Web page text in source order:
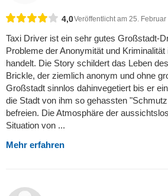
4,0Veröffentlicht am 25.
Taxi Driver ist ein sehr gutes Großstadt-
Probleme der Anonymität und
handelt. Die Story schildert das Leben
Brickle, der ziemlich anonym und ohne
Großstadt sinnlos dahinvegetiert bis er
die Stadt von ihm so gehassten
befreien. Die Atmosphäre der
Situation von ...
Mehr erfahren